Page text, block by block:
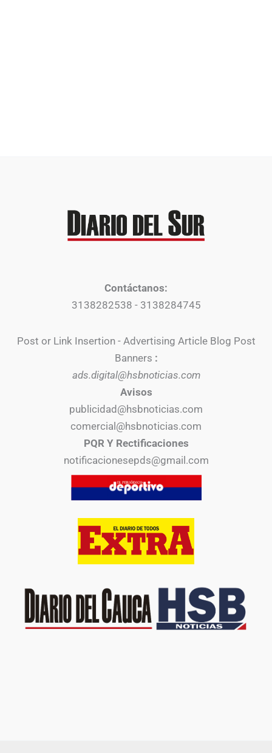
Contáctanos:
3138282538 - 3138284745
Post or Link Insertion - Advertising Article Blog Post
Banners :
ads.digital@hsbnoticias.com
Avisos
publicidad@hsbnoticias.com
comercial@hsbnoticias.com
PQR Y Rectificaciones
notificacionesepds@gmail.com